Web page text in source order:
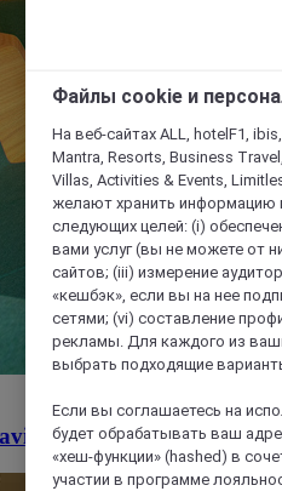
Miraflores
Файлы cookie и
На веб-сайтах ALL, hotelF1,
Mantra, Resorts, Business
Villas, Activities & Events,
желают хранить информацию
следующих целей: (i)
вами услуг (вы не можете от
сайтов; (iii) измерение
«кешбэк», если вы на нее
сетями; (vi) составление
рекламы. Для каждого из
выбрать подходящие
Если вы соглашаетесь на
будет обрабатывать ваш
«хеш-функции» (hashed) в
участии в программе